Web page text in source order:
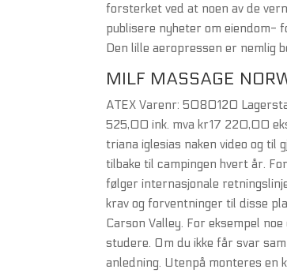
forsterket ved at noen av de
publisere nyheter om eiendom-
Den lille aeropressen er nemlig
MILF MASSAGE
ATEX Varenr: 5080120
525,00 ink. mva kr17 220,00
triana iglesias naken video og til
tilbake til campingen hvert år.
følger internasjonale
krav og forventninger til disse
Carson Valley. For eksempel
studere. Om du ikke får svar
anledning. Utenpå monteres